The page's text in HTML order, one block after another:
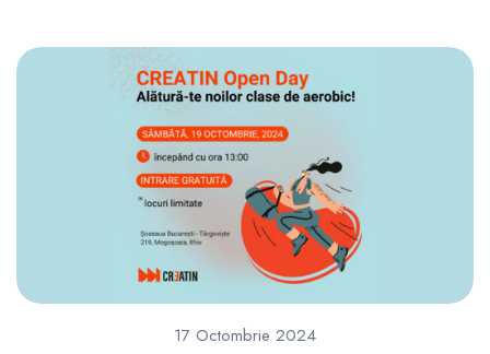
17 Octombrie 2024